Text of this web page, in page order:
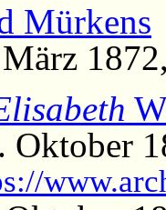
Mürkens
Oktober